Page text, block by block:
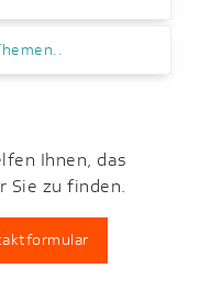
Ihnen, das
Sie zu finden.